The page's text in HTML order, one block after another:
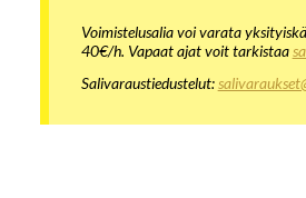
Voimistelusalia voi varata
40€/h. Vapaat ajat voit tarkistaa
Salivaraustiedustelut: